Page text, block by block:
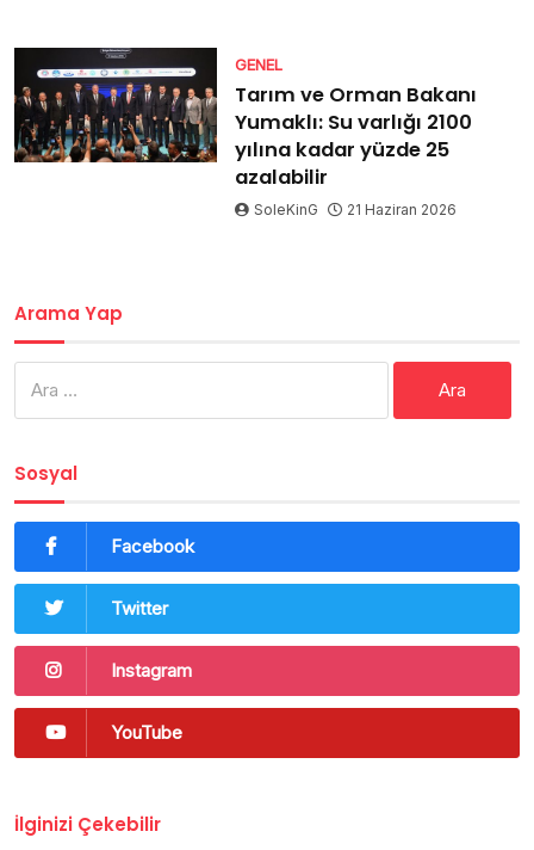
GENEL
Tarım ve Orman Bakanı
Yumaklı: Su varlığı 2100
yılına kadar yüzde 25
azalabilir
SoleKinG 21 Haziran 2026
Arama Yap
Sosyal
Facebook
Twitter
Instagram
YouTube
İlginizi Çekebilir